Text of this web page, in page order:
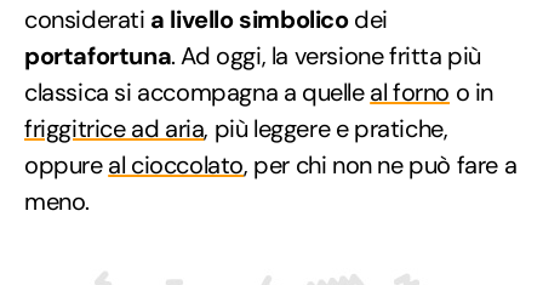
considerati a livello simbolicodei
portafortuna. Ad oggi, la versione fritta più
classica si accompagna a quelleal forno o in
friggitrice ad aria, più leggere e pratiche,
oppureal cioccolato, per chi non ne può fare a
meno.